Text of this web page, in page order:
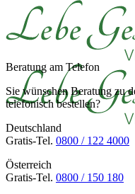
Beratung am Telefon
Sie wünschen Beratung zu
telefonisch bestellen?
Deutschland
Gratis-Tel. 0800 / 122 4000
Österreich
Gratis-Tel. 0800 / 150 180